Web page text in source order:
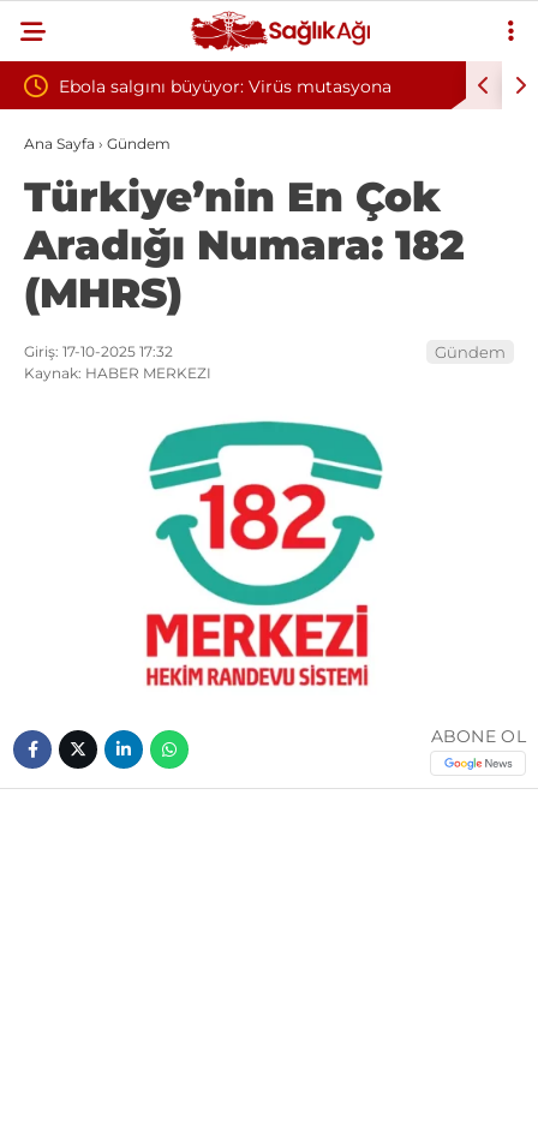
Virüs mutasyona Yılın ilk 6 ayında 10 bini aşkın
Ana Sayfa › Gündem
Türkiye’nin En Çok
Aradığı Numara: 182
(MHRS)
Giriş: 17-10-2025 17:32
Kaynak: HABER MERKEZI
Gündem
ABONE OL